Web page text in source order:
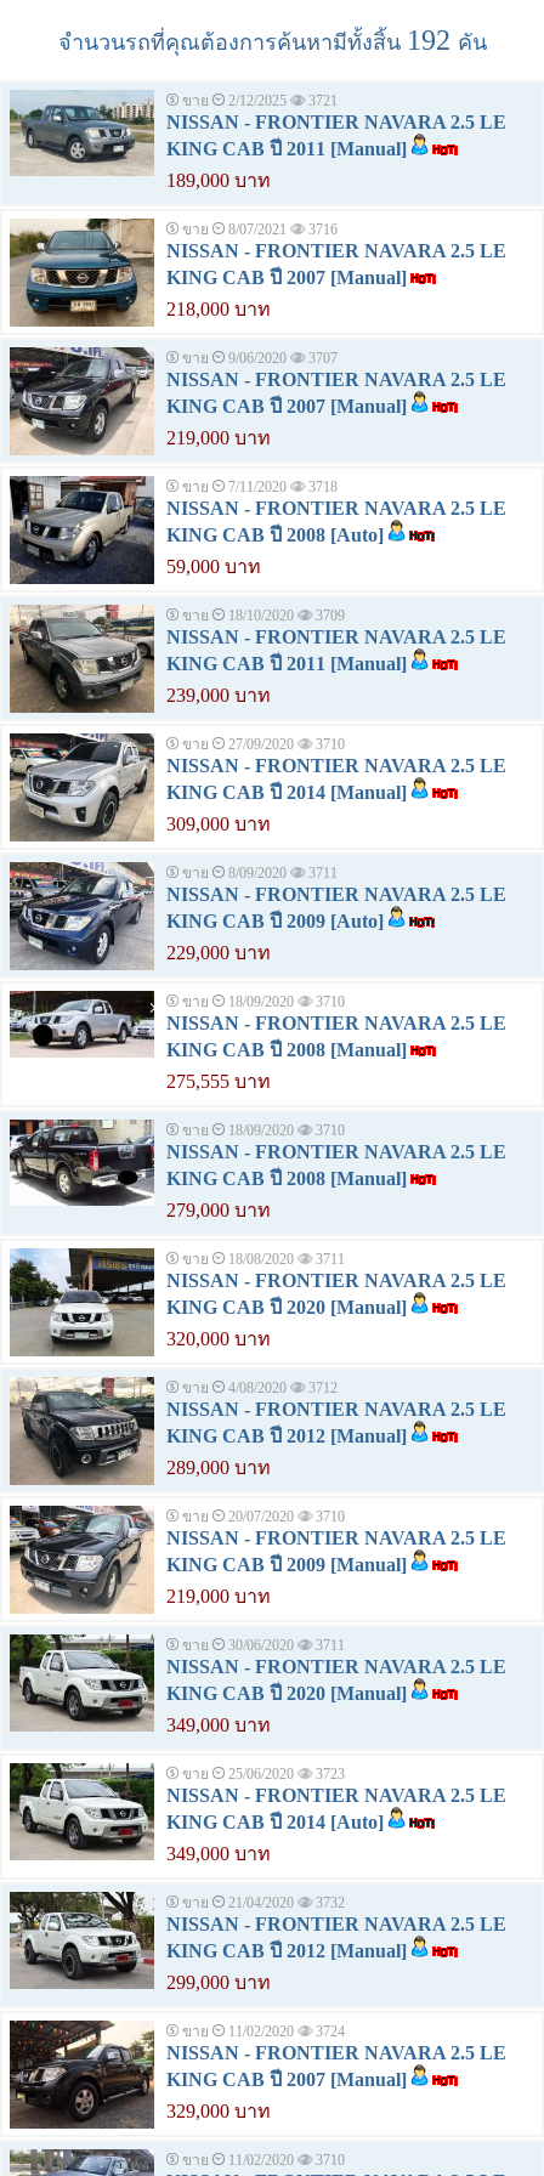
จำนวนรถที่คุณต้องการค้นหามีทั้งสิ้น 192 คัน
ขาย 2/12/2025 3721
NISSAN - FRONTIER NAVARA 2.5 LE
KING CAB ปี 2011 [Manual]
189,000 บาท
ขาย 8/07/2021 3716
NISSAN - FRONTIER NAVARA 2.5 LE
KING CAB ปี 2007 [Manual]
218,000 บาท
ขาย 9/06/2020 3707
NISSAN - FRONTIER NAVARA 2.5 LE
KING CAB ปี 2007 [Manual]
219,000 บาท
ขาย 7/11/2020 3718
NISSAN - FRONTIER NAVARA 2.5 LE
KING CAB ปี 2008 [Auto]
59,000 บาท
ขาย 18/10/2020 3709
NISSAN - FRONTIER NAVARA 2.5 LE
KING CAB ปี 2011 [Manual]
239,000 บาท
ขาย 27/09/2020 3710
NISSAN - FRONTIER NAVARA 2.5 LE
KING CAB ปี 2014 [Manual]
309,000 บาท
ขาย 8/09/2020 3711
NISSAN - FRONTIER NAVARA 2.5 LE
KING CAB ปี 2009 [Auto]
229,000 บาท
ขาย 18/09/2020 3710
NISSAN - FRONTIER NAVARA 2.5 LE
KING CAB ปี 2008 [Manual]
275,555 บาท
ขาย 18/09/2020 3710
NISSAN - FRONTIER NAVARA 2.5 LE
KING CAB ปี 2008 [Manual]
279,000 บาท
ขาย 18/08/2020 3711
NISSAN - FRONTIER NAVARA 2.5 LE
KING CAB ปี 2020 [Manual]
320,000 บาท
ขาย 4/08/2020 3712
NISSAN - FRONTIER NAVARA 2.5 LE
KING CAB ปี 2012 [Manual]
289,000 บาท
ขาย 20/07/2020 3710
NISSAN - FRONTIER NAVARA 2.5 LE
KING CAB ปี 2009 [Manual]
219,000 บาท
ขาย 30/06/2020 3711
NISSAN - FRONTIER NAVARA 2.5 LE
KING CAB ปี 2020 [Manual]
349,000 บาท
ขาย 25/06/2020 3723
NISSAN - FRONTIER NAVARA 2.5 LE
KING CAB ปี 2014 [Auto]
349,000 บาท
ขาย 21/04/2020 3732
NISSAN - FRONTIER NAVARA 2.5 LE
KING CAB ปี 2012 [Manual]
299,000 บาท
ขาย 11/02/2020 3724
NISSAN - FRONTIER NAVARA 2.5 LE
KING CAB ปี 2007 [Manual]
329,000 บาท
ขาย 11/02/2020 3710